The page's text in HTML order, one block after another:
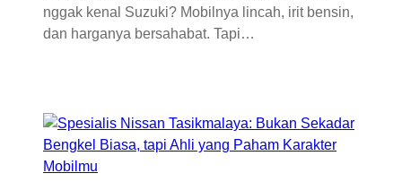
nggak kenal Suzuki? Mobilnya lincah, irit bensin,
dan harganya bersahabat. Tapi…